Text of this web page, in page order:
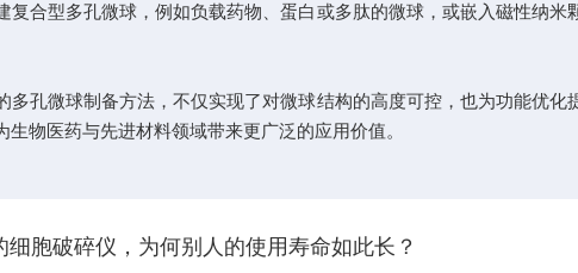
型多孔微球，例如负载药物、蛋白或多肽的微球，或嵌入磁性纳米
微球制备方法，不仅实现了对微球结构的高度可控，也为功能优化
物医药与先进材料领域带来更广泛的应用价值。
细胞破碎仪，为何别人的使用寿命如此长？